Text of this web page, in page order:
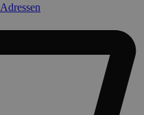
Adressen